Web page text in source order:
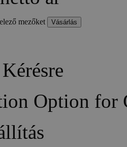
mezőket
Kérésre
Option for